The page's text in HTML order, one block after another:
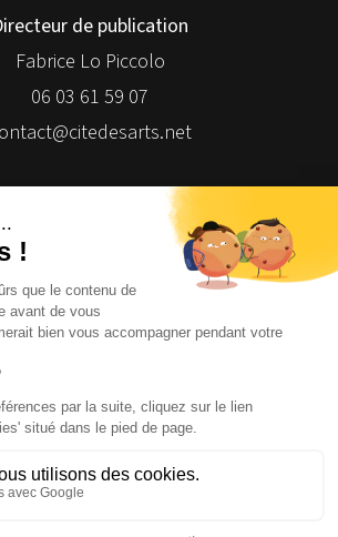
de publication
Fabrice Lo Piccolo
06 03 61 59 07
des Arts | Tous droits réservés